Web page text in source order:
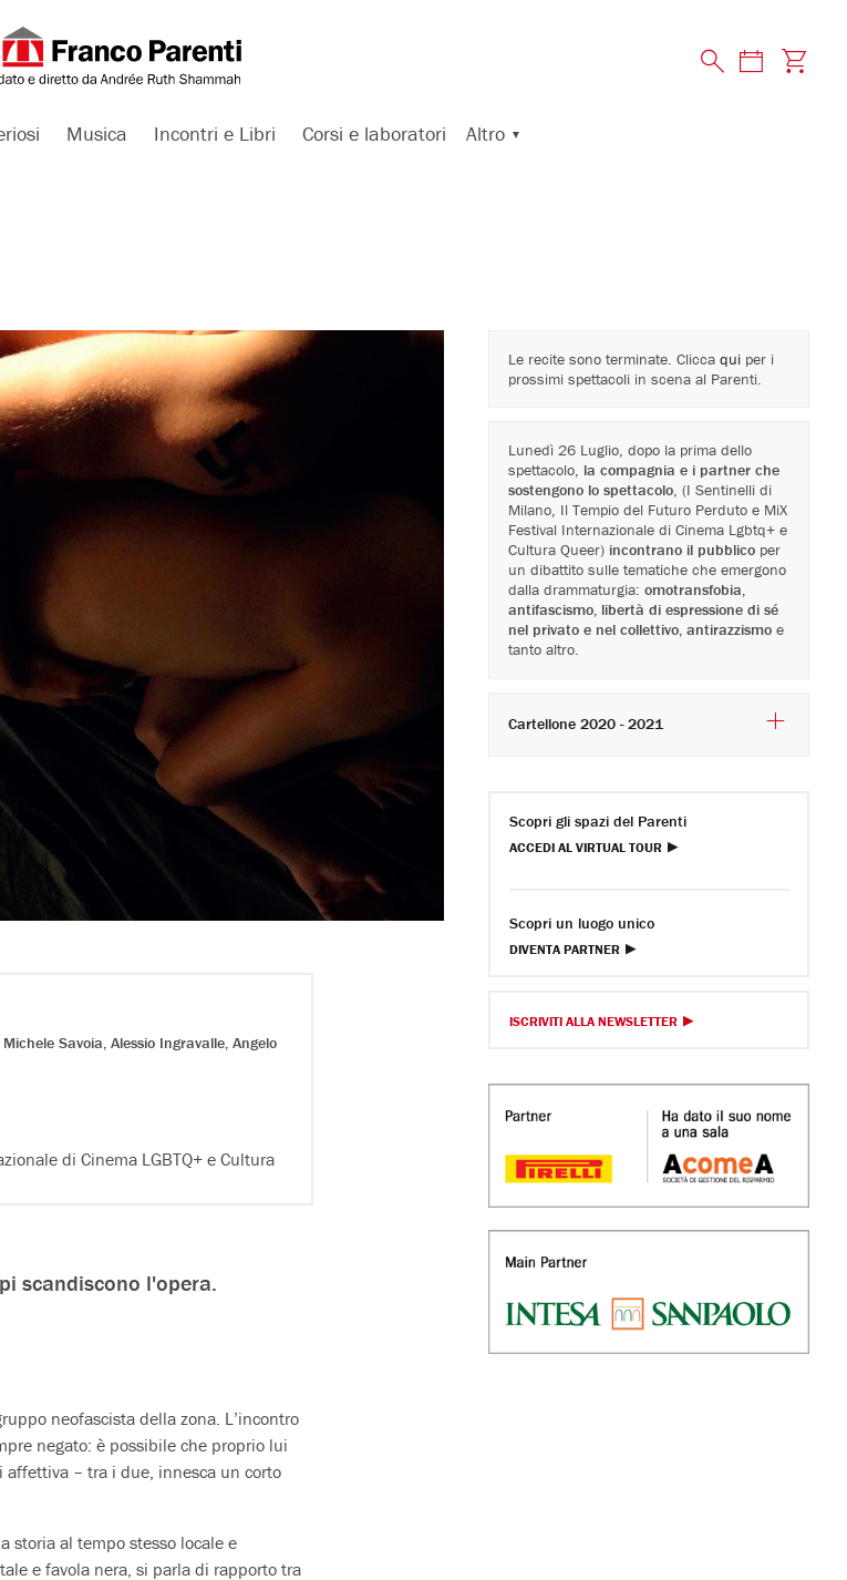
Musica Incontri e Libri Corsi e laboratori Altro
Michele Savoia,Alessio Ingravalle, Angelo
di Cinema LGBTQ+ e Cultura
scandiscono l'opera.
neofascista della zona. L’incontro
negato: è possibile che proprio lui
affettiva – tra i due, innesca un corto
storia al tempo stesso locale e
e favola nera, si parla di rapporto tra
Le recite sono terminate. Clicca quiper i
prossimi spettacoli in scena al Parenti.
Lunedì 26 Luglio, dopo la prima dello
spettacolo, la compagnia e i partner che
sostengono lo spettacolo, (I Sentinelli di
Milano, Il Tempio del Futuro Perduto e MiX
Festival Internazionale di Cinema Lgbtq+ e
Cultura Queer) incontrano il pubblico per
un dibattito sulle tematiche che emergono
dalla drammaturgia: omotransfobia,
antifascismo, libertà di espressione di sé
nel privato e nel collettivo, antirazzismo e
tanto altro.
Cartellone 2020 - 2021
Scopri gli spazi del Parenti
ACCEDI AL VIRTUAL TOUR
Scopri un luogo unico
DIVENTA PARTNER
ISCRIVITI ALLA NEWSLETTER